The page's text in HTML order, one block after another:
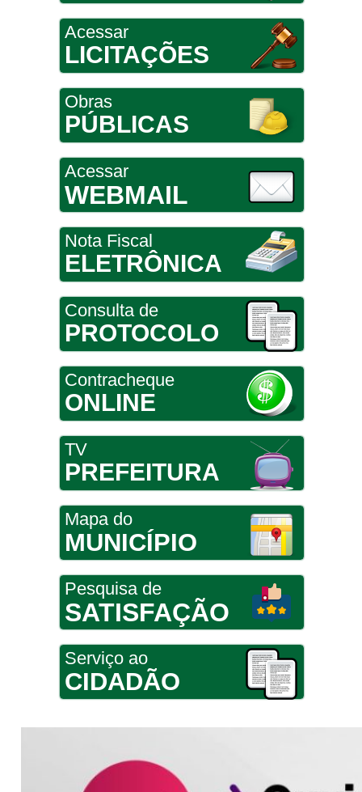
Acessar
LICITAÇÕES
Obras
PÚBLICAS
Acessar
WEBMAIL
Nota Fiscal
ELETRÔNICA
Consulta de
PROTOCOLO
Contracheque
ONLINE
TV
PREFEITURA
Mapa do
MUNICÍPIO
Pesquisa de
SATISFAÇÃO
Serviço ao
CIDADÃO